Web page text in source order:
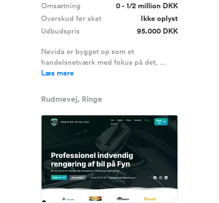
Omsætning
0 - 1/2 million DKK
Overskud før skat
Ikke oplyst
Udbudspris
95.000 DKK
Nevida er bygget op som et
handelsnetværk med fokus på det, ...
Læs mere
Rudmevej, Ringe